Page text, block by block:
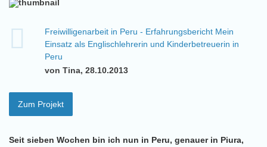
Freiwilligenarbeit in Peru - Erfahrungsbericht Mein
Einsatz als Englischlehrerin und Kinderbetreuerin in
Peru
von Tina, 28.10.2013
Zum Projekt
Seit sieben Wochen bin ich nun in Peru, genauer in Piura,